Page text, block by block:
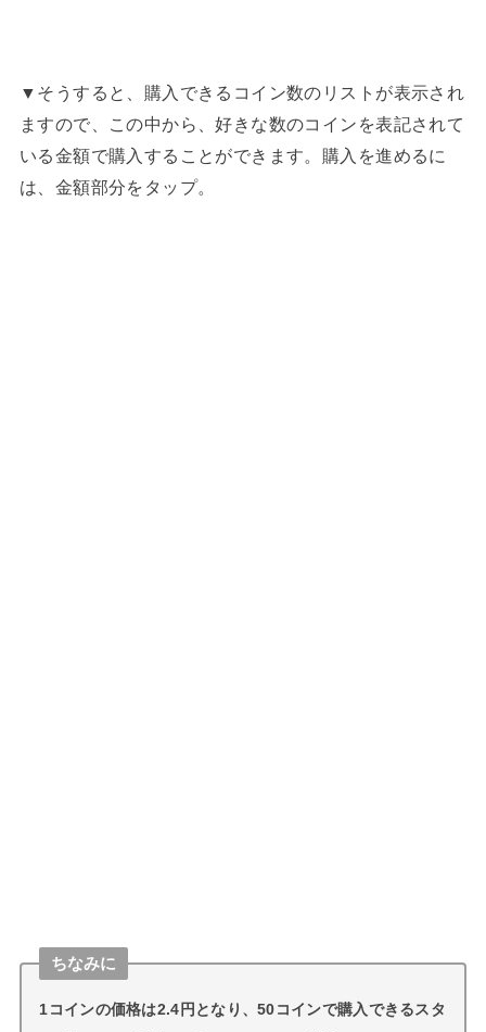
▼そうすると、購入できるコイン数のリストが表示され
ますので、この中から、好きな数のコインを表記されて
いる金額で購入することができます。購入を進めるに
は、金額部分をタップ。
ちなみに
1コインの価格は2.4円となり、50コインで購入できるスタ